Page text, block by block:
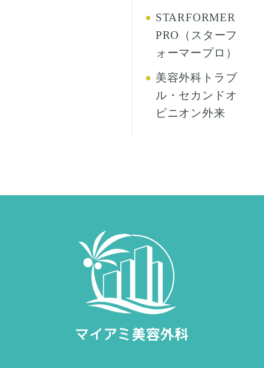
STARFORMER
PRO（スターフ
ォーマープロ）
美容外科トラブ
ル・セカンドオ
ピニオン外来